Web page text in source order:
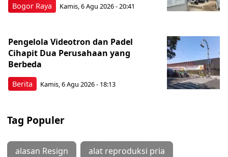
Bogor Raya Kamis, 6 Agu 2026 - 20:41
Berita
Pengelola Videotron dan Padel
Cihapit Dua Perusahaan yang
Berbeda
Kamis, 6 Agu 2026 - 18:13
Tag Populer
alasan Resign alat reproduksi pria